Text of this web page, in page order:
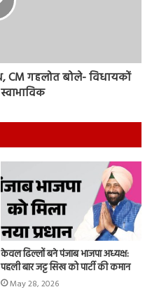
CM गहलोत बोले- विधायकों
केवल ढिल्लों बने पंजाब भाजपा अध्यक्ष:
पहली बार जट्ट सिख को पार्टी की कमान
May 28, 2026